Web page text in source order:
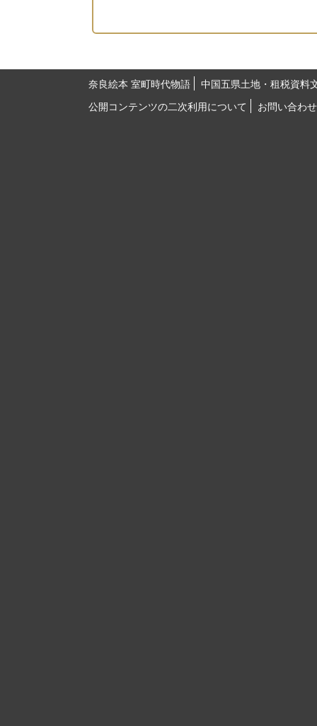
奈良絵本 室町時代物語
中国五県土地・租税資料
公開コンテンツの二次利用について
お問い合わせ